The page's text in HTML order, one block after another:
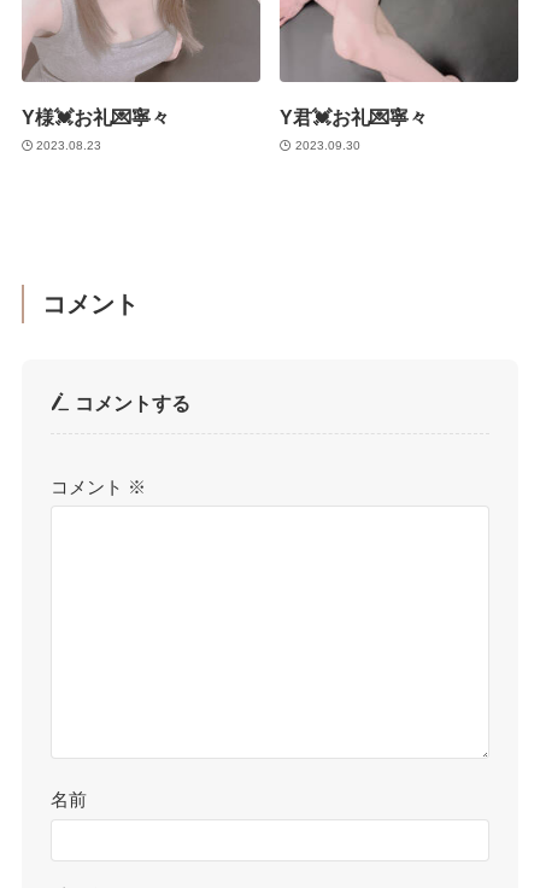
Y様💓お礼💌寧々
2023.08.23
Y君💓お礼💌寧々
2023.09.30
コメント
コメントする
コメント ※
名前